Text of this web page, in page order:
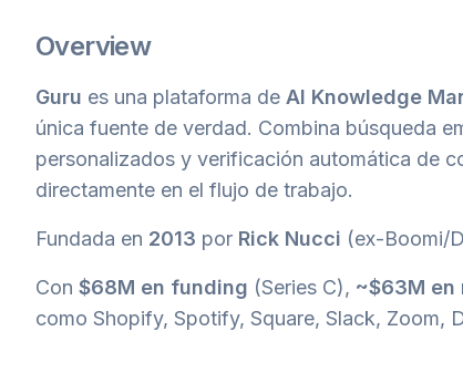
Overview
Guru es una plataforma de AI Knowledge
única fuente de verdad. Combina búsqueda
personalizados y verificación automática de
directamente en el flujo de trabajo.
Fundada en 2013 por Rick Nucci (ex-Boomi/
Con $68M en funding (Series C), ~$63M en
como Shopify, Spotify, Square, Slack, Zoom,